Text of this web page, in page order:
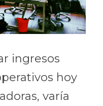
ingresos
hoy
varía